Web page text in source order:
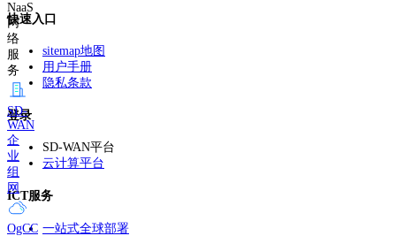
NaaS
网
络
服
务
SD-
WAN
企
业
组
网
OgCC
快速入口
sitemap地图
用户手册
隐私条款
登录
SD-WAN平台
云计算平台
ICT服务
一站式全球部署